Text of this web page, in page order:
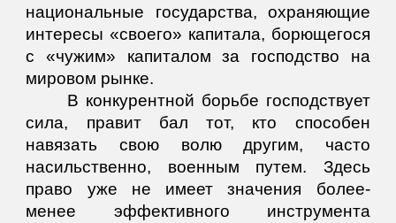
национальные государства, охраняющие
интересы «своего» капитала, борющегося
с «чужим» капиталом за господство на
мировом рынке.
В конкурентной борьбе господствует
сила, правит бал тот, кто способен
навязать свою волю другим, часто
насильственно, военным путем. Здесь
право уже не имеет значения более-
менее эффективного инструмента